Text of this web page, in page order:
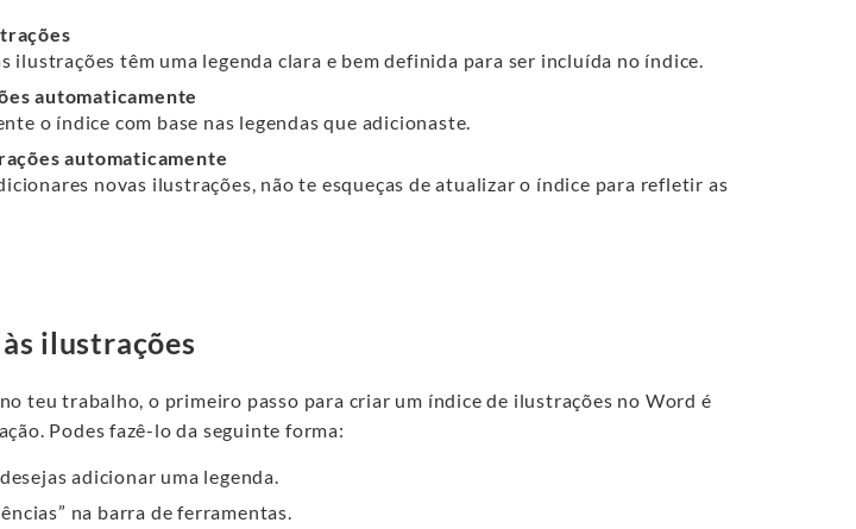
ilustrações têm uma legenda clara e bem definida para ser incluída no índice.
automaticamente
o índice com base nas legendas que adicionaste.
automaticamente
novas ilustrações, não te esqueças de atualizar o índice para refletir as
ilustrações
teu trabalho, o primeiro passo para criar um índice de ilustrações no Word é
Podes fazê-lo da seguinte forma:
adicionar uma legenda.
na barra de ferramentas.